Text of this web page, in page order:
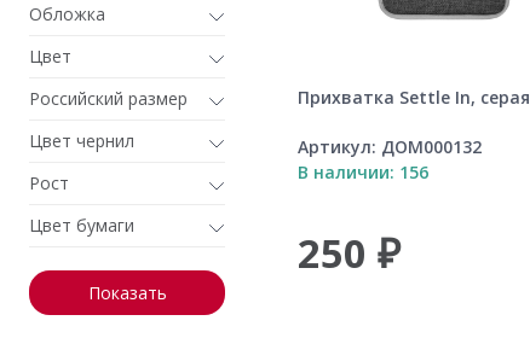
Обложка
Цвет
Российский размер
Цвет чернил
Рост
Цвет бумаги
Показать
250 ₽
Прихватка Settle In, серая
Артикул: ДОМ000132
В наличии: 156